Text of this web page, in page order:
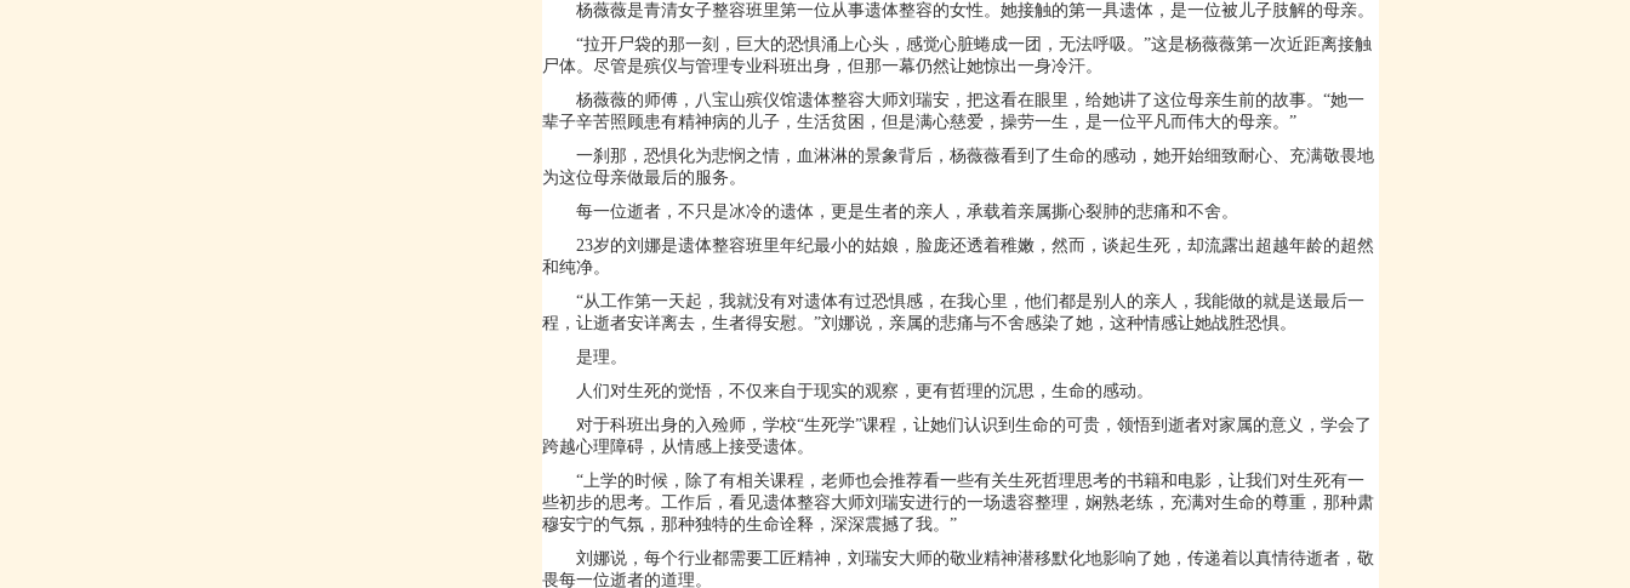
杨薇薇是青清女子整容班里第一位从事遗体整容的女性。她接触的第一具遗体，是一位被儿子肢解的母亲。
“拉开尸袋的那一刻，巨大的恐惧涌上心头，感觉心脏蜷成一团，无法呼吸。”这是杨薇薇第一次近距离接触
尸体。尽管是殡仪与管理专业科班出身，但那一幕仍然让她惊出一身冷汗。
杨薇薇的师傅，八宝山殡仪馆遗体整容大师刘瑞安，把这看在眼里，给她讲了这位母亲生前的故事。“她一
辈子辛苦照顾患有精神病的儿子，生活贫困，但是满心慈爱，操劳一生，是一位平凡而伟大的母亲。”
一刹那，恐惧化为悲悯之情，血淋淋的景象背后，杨薇薇看到了生命的感动，她开始细致耐心、充满敬畏地
为这位母亲做最后的服务。
每一位逝者，不只是冰冷的遗体，更是生者的亲人，承载着亲属撕心裂肺的悲痛和不舍。
23岁的刘娜是遗体整容班里年纪最小的姑娘，脸庞还透着稚嫩，然而，谈起生死，却流露出超越年龄的超然
和纯净。
“从工作第一天起，我就没有对遗体有过恐惧感，在我心里，他们都是别人的亲人，我能做的就是送最后一
程，让逝者安详离去，生者得安慰。”刘娜说，亲属的悲痛与不舍感染了她，这种情感让她战胜恐惧。
是理。
人们对生死的觉悟，不仅来自于现实的观察，更有哲理的沉思，生命的感动。
对于科班出身的入殓师，学校“生死学”课程，让她们认识到生命的可贵，领悟到逝者对家属的意义，学会了
跨越心理障碍，从情感上接受遗体。
“上学的时候，除了有相关课程，老师也会推荐看一些有关生死哲理思考的书籍和电影，让我们对生死有一
些初步的思考。工作后，看见遗体整容大师刘瑞安进行的一场遗容整理，娴熟老练，充满对生命的尊重，那种肃
穆安宁的气氛，那种独特的生命诠释，深深震撼了我。”
刘娜说，每个行业都需要工匠精神，刘瑞安大师的敬业精神潜移默化地影响了她，传递着以真情待逝者，敬
畏每一位逝者的道理。